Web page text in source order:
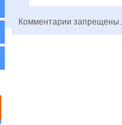
Комментарии запрещены.